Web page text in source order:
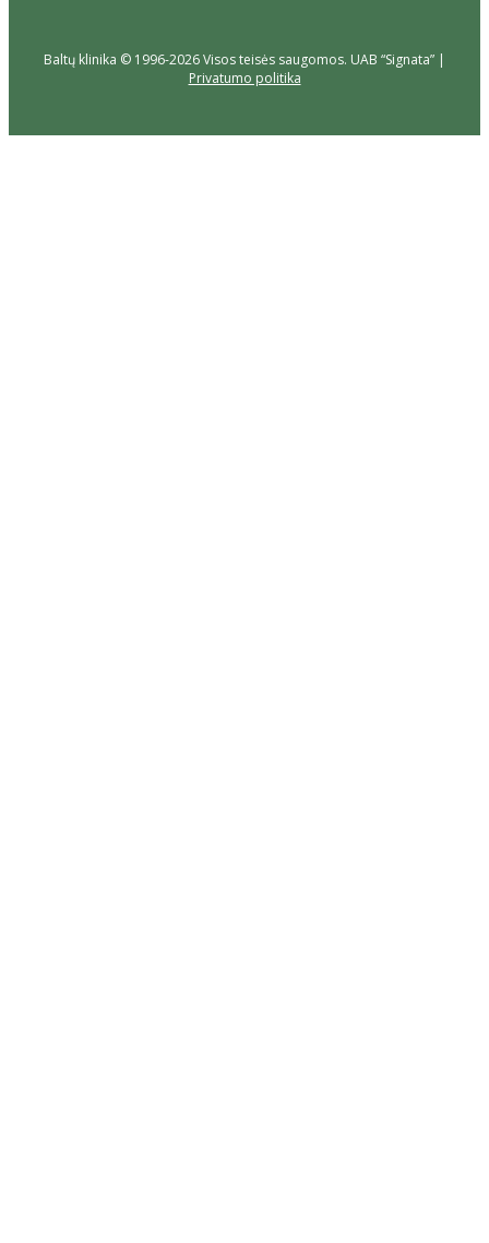
Baltų klinika © 1996-2026 Visos teisės saugomos. UAB “Signata” |
Privatumo politika